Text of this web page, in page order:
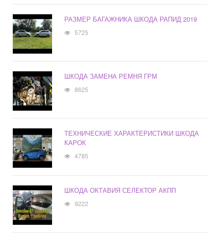
РАЗМЕР БАГАЖНИКА ШКОДА РАПИД 2019
5725
ШКОДА ЗАМЕНА РЕМНЯ ГРМ
8625
ТЕХНИЧЕСКИЕ ХАРАКТЕРИСТИКИ ШКОДА
КАРОК
4785
ШКОДА ОКТАВИЯ СЕЛЕКТОР АКПП
9222